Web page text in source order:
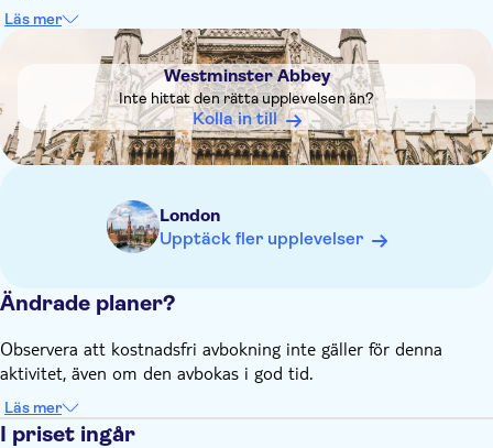
Westminster Abbey är en fullt fungerande kyrka och föremål
för stängningar med kort varsel. Vänligen kontrollera
öppettidernaföre ditt besök
En säkerhetskontroll för alla besökare finns vid ingången.
Kön för att komma in i Abbey kan vara längre under
högsäsong, särskilt under månaderna juli och augusti
Observera att biljetter inte kan ändras eller annulleras när
Läs mer
DSA1Westminster Abbey
Westminster Abbey
Inte hittat den rätta upplevelsen än?
Kolla in till
London
Upptäck fler upplevelser
Ändrade planer?
Observera att kostnadsfri avbokning inte gäller för denna
aktivitet, även om den avbokas i god tid.
Läs mer
I priset ingår